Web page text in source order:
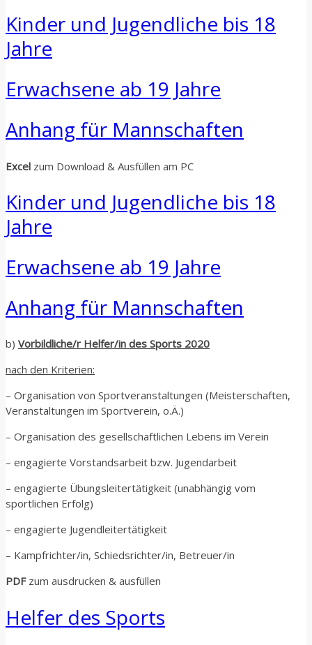
Kinder und Jugendliche bis 18
Jahre
Erwachsene ab 19 Jahre
Anhang für Mannschaften
Excel zum Download & Ausfüllen am PC
Kinder und Jugendliche bis 18
Jahre
Erwachsene ab 19 Jahre
Anhang für Mannschaften
b) Vorbildliche/r Helfer/in des Sports 2020
nach den Kriterien:
– Organisation von Sportveranstaltungen (Meisterschaften,
Veranstaltungen im Sportverein, o.Ä.)
– Organisation des gesellschaftlichen Lebens im Verein
– engagierte Vorstandsarbeit bzw. Jugendarbeit
– engagierte Übungsleitertätigkeit (unabhängig vom
sportlichen Erfolg)
– engagierte Jugendleitertätigkeit
– Kampfrichter/in, Schiedsrichter/in, Betreuer/in
PDFzum ausdrucken & ausfüllen
Helfer des Sports